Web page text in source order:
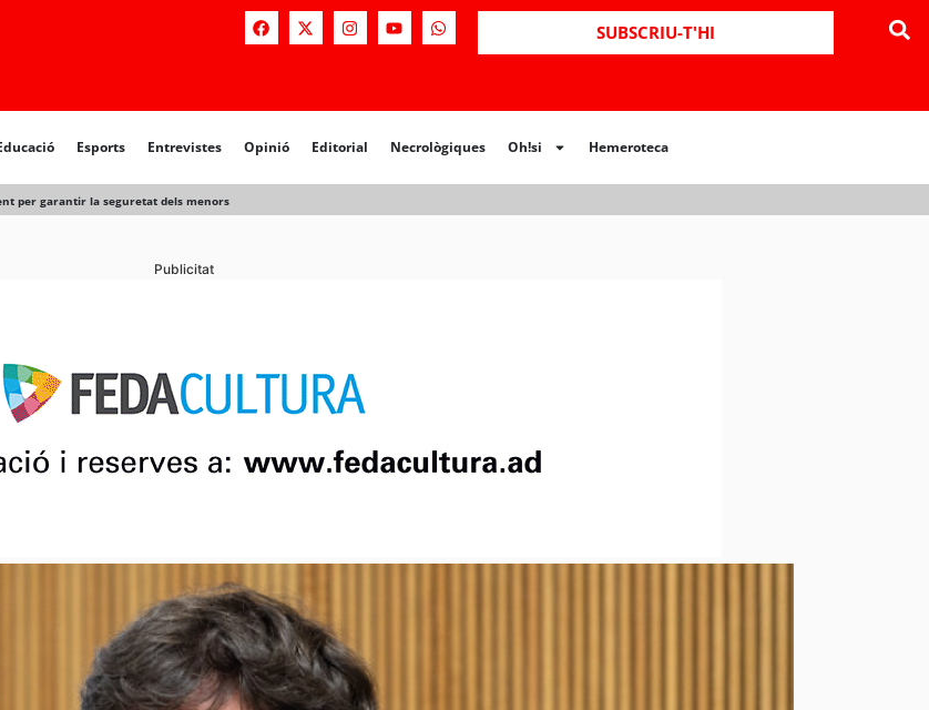
SUBSCRIU-T'HI
Esports Entrevistes Opinió Editorial Necrològiques Oh!si Hemeroteca
per garantir la seguretat dels menors
Opinió Editorial Necrològiques Hemeroteca
Publicitat